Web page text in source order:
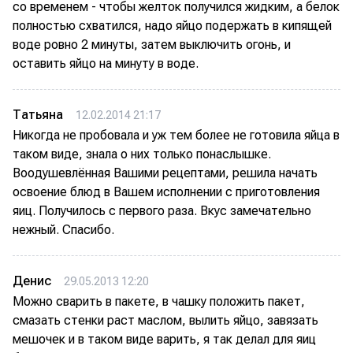
со временем - чтобы желток получился жидким, а белок
полностью схватился, надо яйцо подержать в кипящей
воде ровно 2 минуты, затем выключить огонь, и
оставить яйцо на минуту в воде.
Татьяна 12.02.2014 21:17
Никогда не пробовала и уж тем более не готовила яйца в
таком виде, знала о них только понаслышке.
Воодушевлённая Вашими рецептами, решила начать
освоение блюд в Вашем исполнении с приготовления
яиц. Получилось с первого раза. Вкус замечательно
нежный. Спасибо.
Денис 29.05.2013 12:20
Можно сварить в пакете, в чашку положить пакет,
смазать стенки раст маслом, вылить яйцо, завязать
мешочек и в таком виде варить, я так делал для яиц